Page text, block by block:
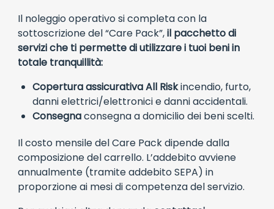
Il noleggio operativo si completa con la
sottoscrizione del “Care Pack”,il pacchetto di
servizi che ti permette di utilizzare i tuoi beni in
totale tranquillità:
Copertura assicurativa All Riskincendio, furto,
danni elettrici/elettronici e danni accidentali.
Consegnaconsegna a domicilio dei beni scelti.
Il costo mensile del Care Pack dipende dalla
composizione del carrello. L’addebito avviene
annualmente (tramite addebito SEPA) in
proporzione ai mesi di competenza del servizio.